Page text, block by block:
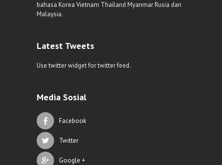
bahasa Korea Vietnam Thailand Myanmar Rusia dan
Malaysia.
Latest Tweets
Use twitter widget for twitter feed.
Media Sosial
Facebook
Twitter
Google +